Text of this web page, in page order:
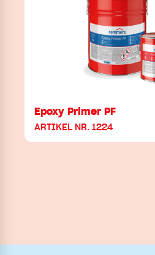
Epoxy Primer PF
ARTIKEL NR. 1224